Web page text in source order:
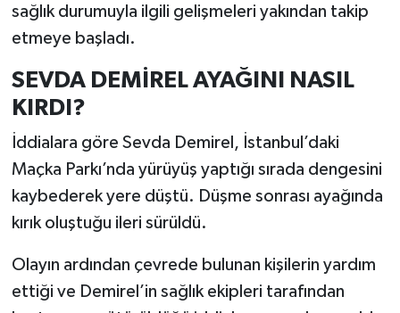
sağlık durumuyla ilgili gelişmeleri yakından takip
etmeye başladı.
SEVDA DEMİREL AYAĞINI NASIL
KIRDI?
İddialara göre Sevda Demirel, İstanbul’daki
Maçka Parkı’nda yürüyüş yaptığı sırada dengesini
kaybederek yere düştü. Düşme sonrası ayağında
kırık oluştuğu ileri sürüldü.
Olayın ardından çevrede bulunan kişilerin yardım
ettiği ve Demirel’in sağlık ekipleri tarafından